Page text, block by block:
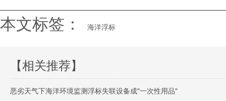
本文标签： 海洋浮标
【相关推荐】
恶劣天气下海洋环境监测浮标失联设备成"一次性用品"